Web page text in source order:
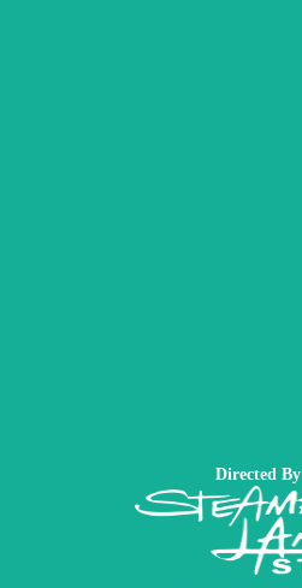
Directed By